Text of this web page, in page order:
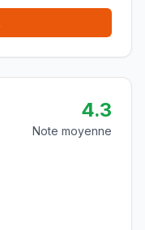
4.3
Note moyenne